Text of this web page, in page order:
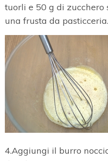
tuorli e 50 g di zucchero
una frusta da pasticceria.
4.Aggiungi il burro